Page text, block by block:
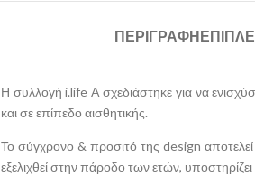
ΠΕΡΙΓΡΑΦΉ
Η συλλογή i.life A σχεδιάστηκε για να
και σε επίπεδο αισθητικής.
Το σύγχρονο & προσιτό της design αποτελεί
εξελιχθεί στην πάροδο των ετών,